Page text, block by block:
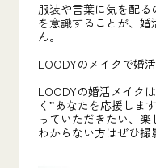
服装や言葉に気を配る
を意識することが、
ん。
LOODYのメイクで婚
LOODYの婚活メイク
く”あなたを応援します
っていただきたい、楽
わからない方はぜひ撮